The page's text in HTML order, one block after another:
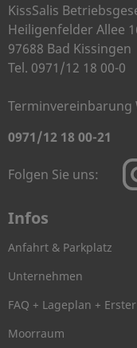
KissSalis
Heiligenfelder Allee
97688 Bad Kissingen
Tel. 0971/12 18 00-0
Terminvereinbarung
0971/12 18 00-21
Folgen Sie uns:
Infos
Anfahrt & Parkplatz
Unternehmen
FAQ + Lageplan +
Moorraum